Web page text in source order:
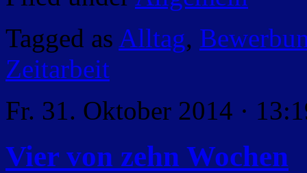
Tagged as Alltag,
Zeitarbeit
Fr. 31. Oktober 2014 ·
Vier von zehn Wochen